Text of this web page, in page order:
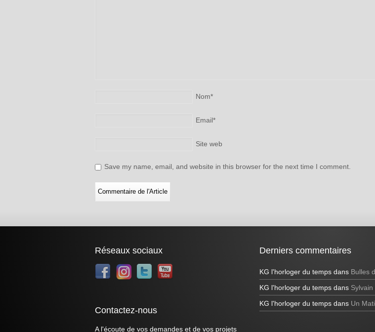
Nom*
Email*
Site web
Save my name, email, and website in this browser for the next time I comment.
Réseaux sociaux
Contactez-nous
A l'écoute de vos demandes et de vos projets
Derniers commentaires
KG l'horloger du tempsdans Bulles de savon
KG l'horloger du tempsdans Sylvain relève le défi de réaliser
KG l'horloger du tempsdans Un Matin, au